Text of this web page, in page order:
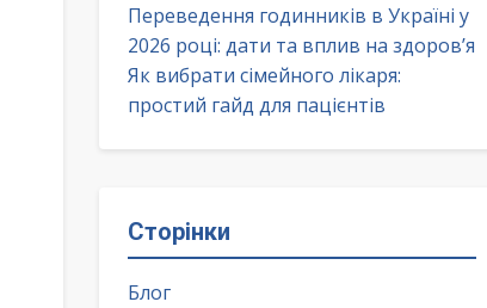
Переведення годинників в Україні у
2026 році: дати та вплив на здоров’я
Як вибрати сімейного лікаря:
простий гайд для пацієнтів
Сторінки
Блог